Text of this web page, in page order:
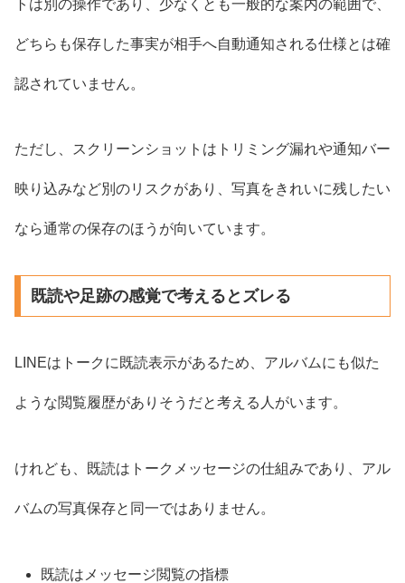
トは別の操作であり、少なくとも一般的な案内の範囲で、
どちらも保存した事実が相手へ自動通知される仕様とは確
認されていません。
ただし、スクリーンショットはトリミング漏れや通知バー
映り込みなど別のリスクがあり、写真をきれいに残したい
なら通常の保存のほうが向いています。
既読や足跡の感覚で考えるとズレる
LINEはトークに既読表示があるため、アルバムにも似た
ような閲覧履歴がありそうだと考える人がいます。
けれども、既読はトークメッセージの仕組みであり、アル
バムの写真保存と同一ではありません。
既読はメッセージ閲覧の指標